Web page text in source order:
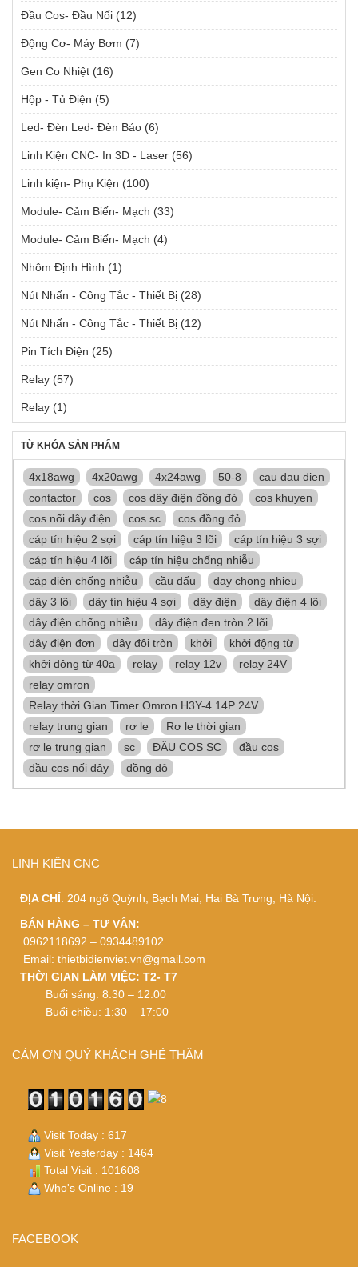
Đầu Cos- Đầu Nối (12)
Động Cơ- Máy Bơm (7)
Gen Co Nhiệt (16)
Hộp - Tủ Điện (5)
Led- Đèn Led- Đèn Báo (6)
Linh Kiện CNC- In 3D - Laser (56)
Linh kiện- Phụ Kiện (100)
Module- Cảm Biến- Mạch (33)
Module- Cảm Biến- Mạch (4)
Nhôm Định Hình (1)
Nút Nhấn - Công Tắc - Thiết Bị (28)
Nút Nhấn - Công Tắc - Thiết Bị (12)
Pin Tích Điện (25)
Relay (57)
Relay (1)
TỪ KHÓA SẢN PHẨM
4x18awg 4x20awg 4x24awg 50-8
cau dau dien
contactor
cos cos dây điện đồng đỏ
cos khuyen
cos nối dây điện
cos sc
cos đồng đỏ
cáp tín hiệu 2 sợi
cáp tín hiệu 3 lõi
cáp tín hiệu 3 sợi
cáp tín hiệu 4 lõi
cáp tín hiệu chống nhiễu
cáp điện chống nhiễu
cầu đấu
day chong nhieu
dây 3 lõi
dây tín hiệu 4 sợi dây điện
dây điện 4 lõi
dây điện chống nhiễu
dây điện đen tròn 2 lõi
dây điện đơn
dây đôi tròn khởi
khởi động từ
khởi động từ 40a
relay relay 12v
relay 24V
relay omron
Relay thời Gian Timer Omron H3Y-4 14P 24V
relay trung gian
rơ le
Rơ le thời gian
rơ le trung gian
sc ĐẦU COS SC
đầu cos
đầu cos nối dây
đồng đỏ
LINH KIỆN CNC
ĐỊA CHỈ: 204 ngõ Quỳnh, Bạch Mai, Hai Bà Trưng, Hà Nội.
BÁN HÀNG – TƯ VẤN:
0962118692 – 0934489102
Email: thietbidienviet.vn@gmail.com
THỜI GIAN LÀM VIỆC: T2- T7
Buổi sáng: 8:30 – 12:00
Buổi chiều: 1:30 – 17:00
CÁM ƠN QUÝ KHÁCH GHÉ THĂM
Visit Today : 617
Visit Yesterday : 1464
Total Visit : 101608
Who's Online : 19
FACEBOOK